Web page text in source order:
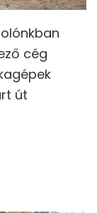
cég
út